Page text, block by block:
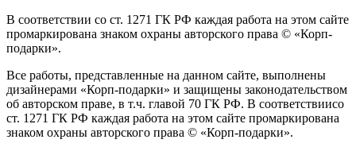
В соответствии со ст. 1271 ГК РФ каждая работа на этом сайте
промаркирована знаком охраны авторского права © «Корп-
подарки».
Все работы, представленные на данном сайте, выполнены
дизайнерами «Корп-подарки» и защищены законодательством
об авторском праве, в т.ч. главой 70 ГК РФ. В соответствиисо
ст. 1271 ГК РФ каждая работа на этом сайте промаркирована
знаком охраны авторского права © «Корп-подарки».